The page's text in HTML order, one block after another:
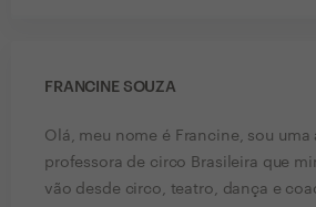
FRANCINE SOUZA
Olá, meu nome é Francine, sou uma
professora de circo Brasileira que
vão desde circo, teatro, dança e